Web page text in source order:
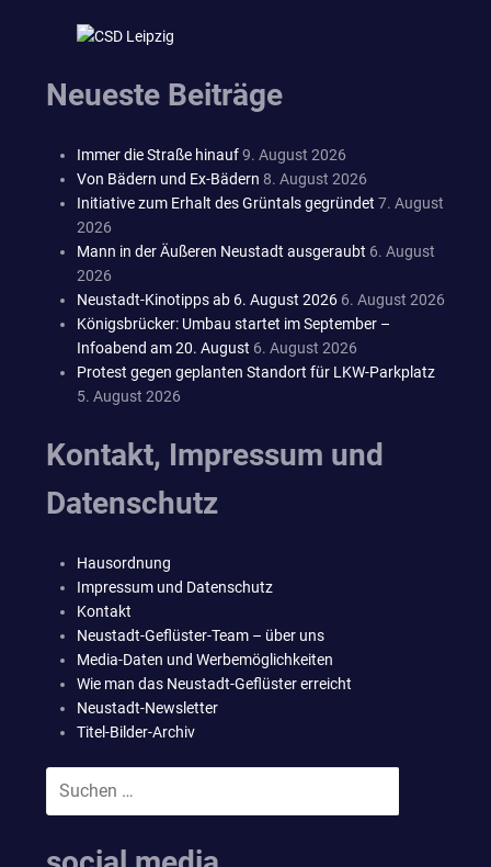
Neueste Beiträge
Immer die Straße hinauf9. August 2026
Von Bädern und Ex-Bädern 8. August 2026
Initiative zum Erhalt des Grüntals gegründet 7. August
2026
Mann in der Äußeren Neustadt ausgeraubt 6. August
2026
Neustadt-Kinotipps ab 6. August 2026 6. August 2026
Königsbrücker: Umbau startet im September –
Infoabend am 20. August 6. August 2026
Protest gegen geplanten Standort für LKW-Parkplatz
5. August 2026
Kontakt, Impressum und
Datenschutz
Hausordnung
Impressum und Datenschutz
Kontakt
Neustadt-Geflüster-Team – über uns
Media-Daten und Werbemöglichkeiten
Wie man das Neustadt-Geflüster erreicht
Neustadt-Newsletter
Titel-Bilder-Archiv
Suchen